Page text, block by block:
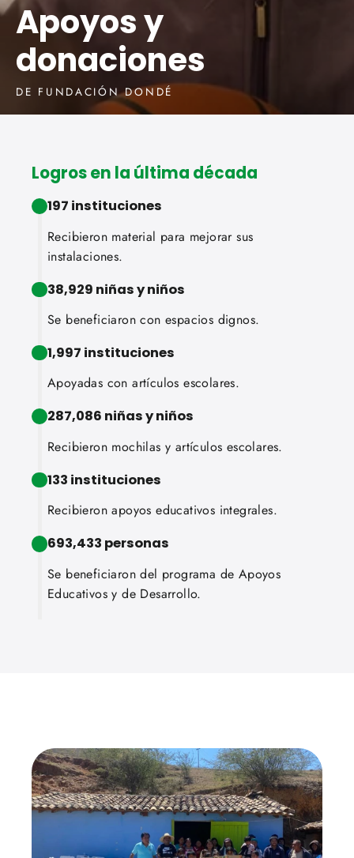
Apoyos y
donaciones
DE FUNDACIÓN DONDÉ
Logros en la última década
197 instituciones
Recibieron material para mejorar sus
instalaciones.
38,929 niñas y niños
Se beneficiaron con espacios dignos.
1,997 instituciones
Apoyadas con artículos escolares.
287,086 niñas y niños
Recibieron mochilas y artículos escolares.
133 instituciones
Recibieron apoyos educativos integrales.
693,433 personas
Se beneficiaron del programa de Apoyos
Educativos y de Desarrollo.